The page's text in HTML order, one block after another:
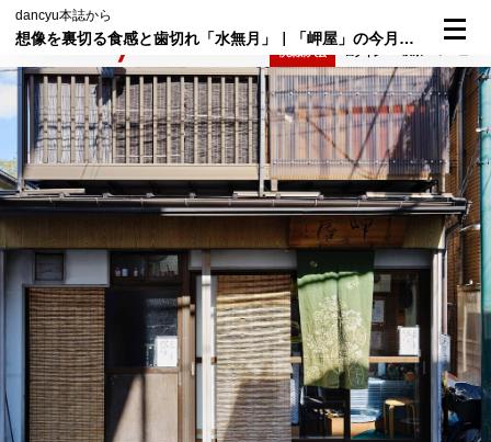
dancyu本誌から
想像を裏切る食感と歯切れ「水無月」｜「岬屋」の今月の和菓子㉑